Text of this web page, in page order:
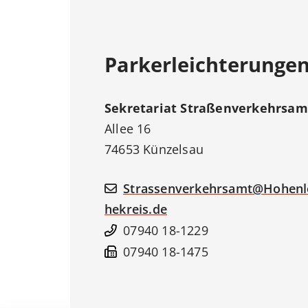
Parkerleichterungen
Sekretariat
Allee 16
74653 Künzelsau
hekreis.de
07940 18-1229
07940 18-1475